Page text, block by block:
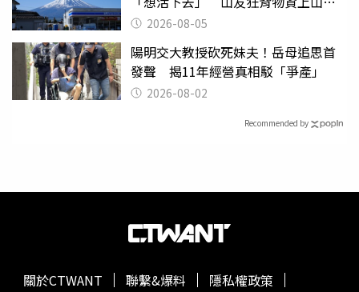
台灣真的是寶島
2026-08-05
陽明交大教授砍死妹夫！岳母追思首
發聲 揭11年經營真相駁「爭產」
2026-08-02
Recommended by
關於CTWANT 聯繫&爆料 隱私權政策